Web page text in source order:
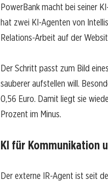
PowerBank macht bei seiner
hat zwei KI-Agenten von
Relations-Arbeit auf der
Der Schritt passt zum Bild
sauberer aufstellen will.
0,56 Euro. Damit liegt sie
Prozent im Minus.
KI für Kommunikation
Der externe IR-Agent ist seit